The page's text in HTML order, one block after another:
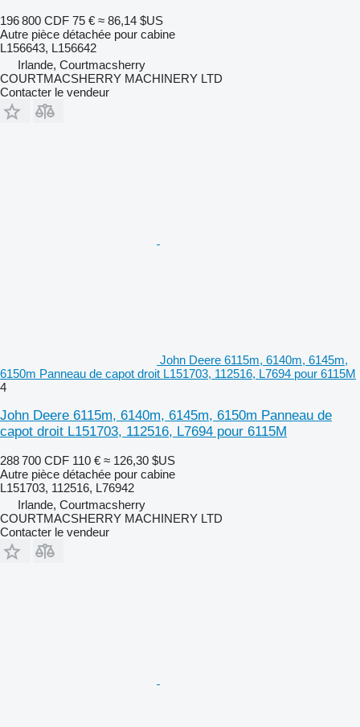
196 800 CDF 75 € ≈ 86,14 $US
Autre pièce détachée pour cabine
L156643, L156642
Irlande, Courtmacsherry
COURTMACSHERRY MACHINERY LTD
Contacter le vendeur
John Deere 6115m, 6140m, 6145m,
6150m Panneau de capot droit L151703, 112516, L7694 pour 6115M
4
John Deere 6115m, 6140m, 6145m, 6150m Panneau de
capot droit L151703, 112516, L7694 pour 6115M
288 700 CDF 110 € ≈ 126,30 $US
Autre pièce détachée pour cabine
L151703, 112516, L76942
Irlande, Courtmacsherry
COURTMACSHERRY MACHINERY LTD
Contacter le vendeur